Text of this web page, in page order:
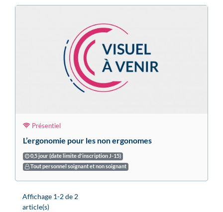
Présentiel
L’ergonomie pour les non ergonomes
0,5 jour (date limite d'inscription J-15)
Tout personnel soignant et non soignant
Affichage 1-2 de 2
article(s)